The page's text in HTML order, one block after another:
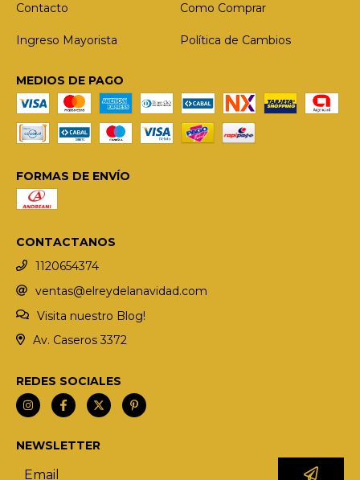
Contacto Como Comprar
Ingreso Mayorista Política de Cambios
MEDIOS DE PAGO
FORMAS DE ENVÍO
CONTACTANOS
1120654374
ventas@elreydelanavidad.com
Visita nuestro Blog!
Av. Caseros 3372
REDES SOCIALES
NEWSLETTER